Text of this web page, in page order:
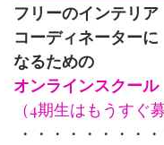
フリーのインテリア
コーディネーターに
なるための
オンラインスクール
（4期生はもうすぐ
・・・・・・・・